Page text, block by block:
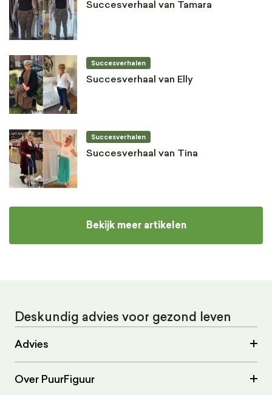
Succesverhaal van Tamara
Succesverhalen
Succesverhaal van Elly
Succesverhalen
Succesverhaal van Tina
Bekijk meer artikelen
Deskundig advies voor gezond leven
Advies
Over PuurFiguur